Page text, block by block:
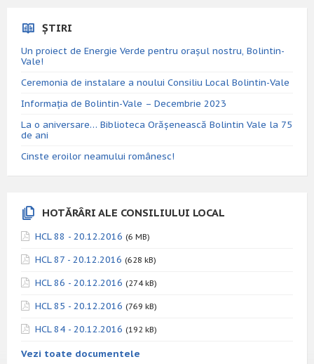
ȘTIRI
Un proiect de Energie Verde pentru orașul nostru, Bolintin-
Vale!
Ceremonia de instalare a noului Consiliu Local Bolintin-Vale
Informația de Bolintin-Vale – Decembrie 2023
La o aniversare… Biblioteca Orăşenească Bolintin Vale la 75
de ani
Cinste eroilor neamului românesc!
HOTĂRÂRI ALE CONSILIULUI LOCAL
HCL 88 - 20.12.2016 (6 MB)
HCL 87 - 20.12.2016 (628 kB)
HCL 86 - 20.12.2016 (274 kB)
HCL 85 - 20.12.2016 (769 kB)
HCL 84 - 20.12.2016 (192 kB)
Vezi toate documentele